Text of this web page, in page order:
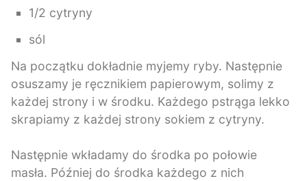
1/2 cytryny
sól
Na początku dokładnie myjemy ryby. Następnie
osuszamy je ręcznikiem papierowym, solimy z
każdej strony i w środku. Każdego pstrąga lekko
skrapiamy z każdej strony sokiem z cytryny.
Następnie wkładamy do środka po połowie
masła. Później do środka każdego z nich